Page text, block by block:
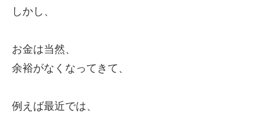
しかし、
お金は当然、
余裕がなくなってきて、
例えば最近では、